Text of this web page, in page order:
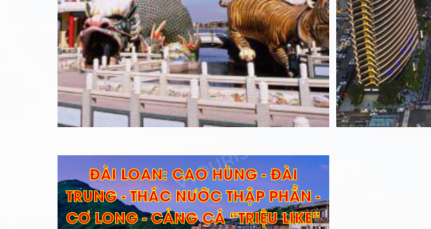
ĐÀI LOAN: CAO HÙNG - ĐÀI
TRUNG - THÁC NƯỚC THẬP PHẦN -
CƠ LONG - CẢNG CÁ “TRIỆU LIKE”